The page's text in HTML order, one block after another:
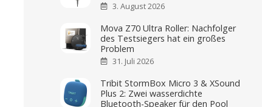
3. August 2026
Mova Z70 Ultra Roller: Nachfolger
des Testsiegers hat ein großes
Problem
31. Juli 2026
Tribit StormBox Micro 3 & XSound
Plus 2: Zwei wasserdichte
Bluetooth-Speaker für den Pool